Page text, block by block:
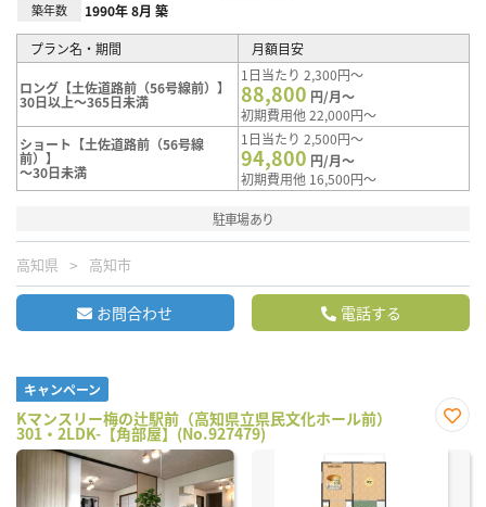
築年数 1990年 8月 築
プラン名・期間 月額目安
ロング【土佐道路前（56号線前）】
30日以上～365日未満
1日当たり 2,300円～
88,800 円/月～
初期費用他 22,000円～
ショート【土佐道路前（56号線
前）】
～30日未満
1日当たり 2,500円～
94,800 円/月～
初期費用他 16,500円～
駐車場あり
高知県 高知市
お問合わせ 電話する
キャンペーン
Kマンスリー梅の辻駅前（高知県立県民文化ホール前）
301・2LDK-【角部屋】(No.927479)
に入